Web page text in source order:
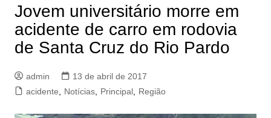
Jovem universitário morre em
acidente de carro em rodovia
de Santa Cruz do Rio Pardo
admin
13 de abril de 2017
acidente
Notícias, Principal, Região